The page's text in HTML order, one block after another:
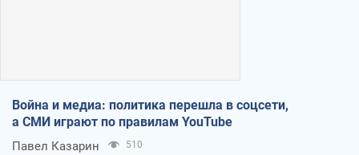
Война и медиа: политика перешла в соцсети,
а СМИ играют по правилам YouTube
Павел Казарин 510